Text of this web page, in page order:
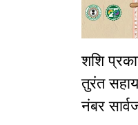
शशि
तुरंत
नंबर